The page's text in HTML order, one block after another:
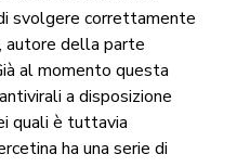
svolgere correttamente
autore della parte
al momento questa
a disposizione
quali è tuttavia
ha una serie di